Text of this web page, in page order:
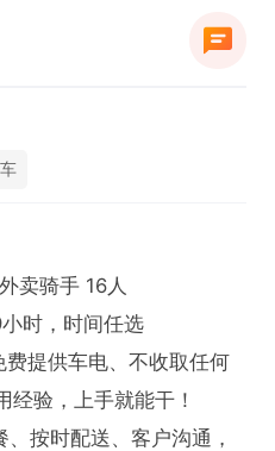
卖骑手 16人
时，时间任选
提供车电、不收取任何
经验，上手就能干！
按时配送、客户沟通，